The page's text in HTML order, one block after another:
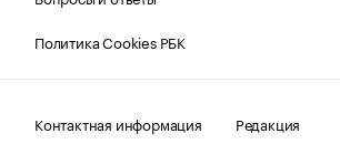
Политика Cookies РБК
Контактная информация
Редакция